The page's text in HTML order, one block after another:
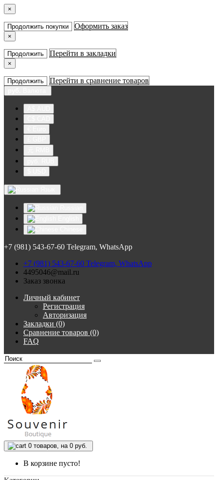
×
Продолжить покупки Оформить заказ
×
Продолжить Перейти в закладки
×
Продолжить Перейти в сравнение товаров
+7 (981) 543-67-60 Telegram, WhatsApp
+7 (981) 543-67-60 Telegram, WhatsApp
4495046@mail.ru
Заказ звонка
Личный кабинет
Регистрация
Авторизация
Закладки (0)
Сравнение товаров (0)
FAQ
0 товаров, на 0 руб.
В корзине пусто!